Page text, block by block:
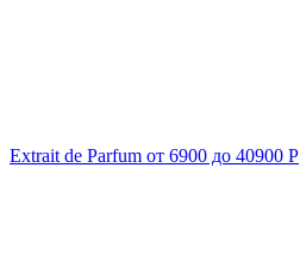
Extrait de Parfum от 6900 до 40900 Р